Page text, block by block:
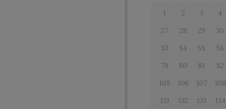
1 2 3 4
27
28 29 30
53
54 55 56
79
80 81 82
105
106 107 108
131
132 133 134